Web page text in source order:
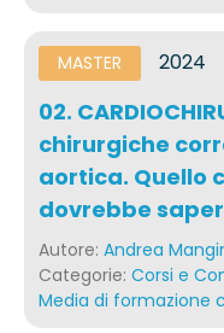
MASTER 2024
02.
chirurgiche
aortica. Quello
dovrebbe
Autore: Andrea
Categorie: Corsi e
Media di formazione